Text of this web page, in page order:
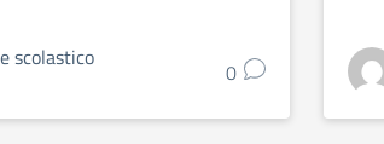
scolastico
0